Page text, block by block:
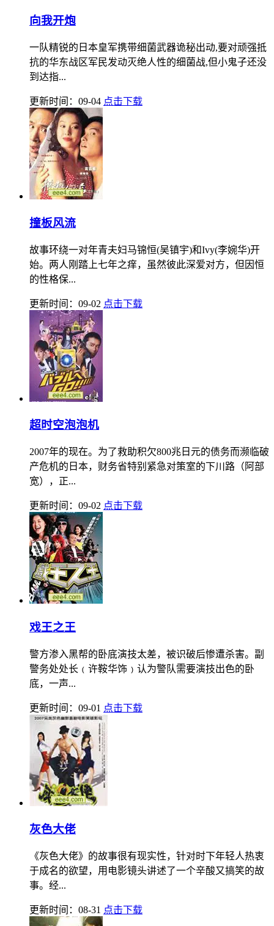
向我开炮
一队精锐的日本皇军携带细菌武器诡秘出动,要对顽强抵
抗的华东战区军民发动灭绝人性的细菌战,但小鬼子还没
到达指...
更新时间：09-04 点击下载
撞板风流
故事环绕一对年青夫妇马锦恒(吴镇宇)和Ivy(李婉华)开
始。两人刚踏上七年之痒，虽然彼此深爱对方，但因恒
的性格保...
更新时间：09-02 点击下载
超时空泡泡机
2007年的现在。为了救助积欠800兆日元的债务而濒临破
产危机的日本，财务省特别紧急对策室的下川路（阿部
宽），正...
更新时间：09-02 点击下载
戏王之王
警方渗入黑帮的卧底演技太差，被识破后惨遭杀害。副
警务处处长﹙许鞍华饰﹚认为警队需要演技出色的卧
底，一声...
更新时间：09-01 点击下载
灰色大佬
《灰色大佬》的故事很有现实性，针对时下年轻人热衷
于成名的欲望，用电影镜头讲述了一个辛酸又搞笑的故
事。经...
更新时间：08-31 点击下载